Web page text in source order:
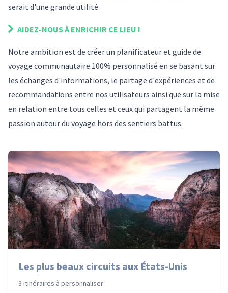
serait d'une grande utilité.
AIDEZ-NOUS À ENRICHIR CE LIEU !
Notre ambition est de créer un planificateur et guide de
voyage communautaire 100% personnalisé en se basant sur
les échanges d'informations, le partage d'expériences et de
recommandations entre nos utilisateurs ainsi que sur la mise
en relation entre tous celles et ceux qui partagent la même
passion autour du voyage hors des sentiers battus.
Les plus beaux circuits aux États-Unis
3 itinéraires à personnaliser